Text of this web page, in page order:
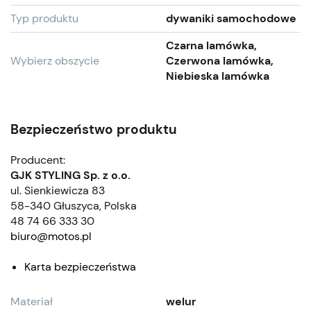
Typ produktu
dywaniki samochodowe
Wybierz obszycie
Czarna lamówka,
Czerwona lamówka,
Niebieska lamówka
Bezpieczeństwo produktu
Producent:
GJK STYLING Sp. z o.o.
ul. Sienkiewicza 83
58-340 Głuszyca, Polska
48 74 66 333 30
biuro@motos.pl
Karta bezpieczeństwa
Materiał
welur